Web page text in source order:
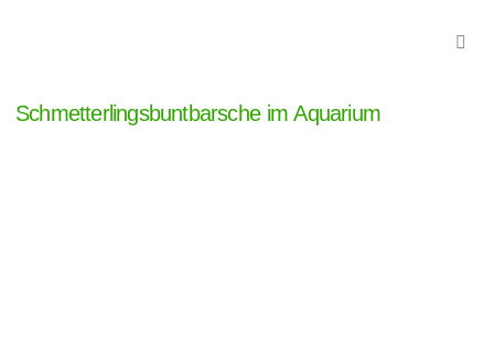
Schmetterlingsbuntbarsche im Aquarium